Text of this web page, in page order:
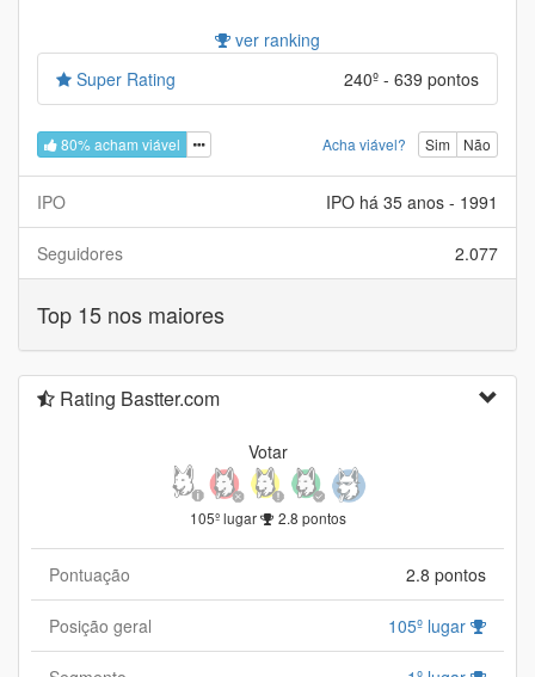
ver ranking
Super Rating
240º - 639 pontos
80% acham viável Acha viável? Sim Não
IPO IPO há 35 anos - 1991
Seguidores 2.077
Top 15 nos maiores
Rating Bastter.com
Votar
105º lugar 2.8 pontos
Pontuação 2.8 pontos
Posição geral 105º lugar